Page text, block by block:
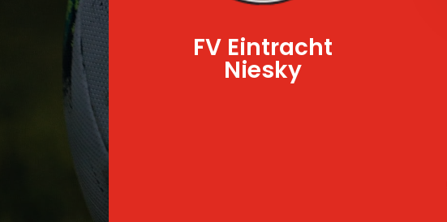
FV Eintracht
Niesky